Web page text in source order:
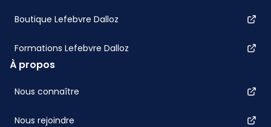
Boutique Lefebvre Dalloz
Formations Lefebvre Dalloz
À propos
Nous connaître
Nous rejoindre